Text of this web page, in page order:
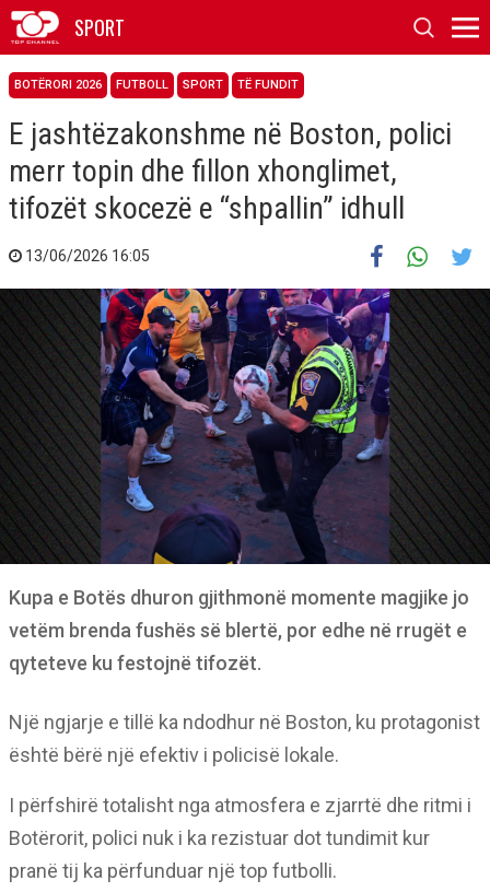
SPORT
BOTËRORI 2026 FUTBOLL SPORT TË FUNDIT
E jashtëzakonshme në Boston, polici
merr topin dhe fillon xhonglimet,
tifozët skocezë e “shpallin” idhull
13/06/2026 16:05
Kupa e Botës dhuron gjithmonë momente magjike jo
vetëm brenda fushës së blertë, por edhe në rrugët e
qyteteve ku festojnë tifozët.
Një ngjarje e tillë ka ndodhur në Boston, ku protagonist
është bërë një efektiv i policisë lokale.
I përfshirë totalisht nga atmosfera e zjarrtë dhe ritmi i
Botërorit, polici nuk i ka rezistuar dot tundimit kur
pranë tij ka përfunduar një top futbolli.